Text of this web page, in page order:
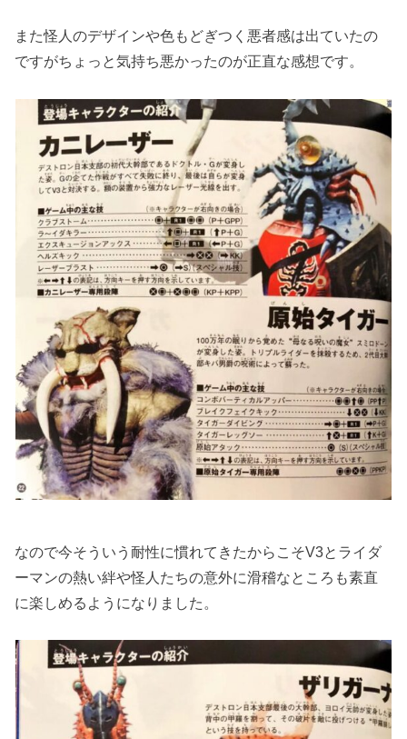
また怪人のデザインや色もどぎつく悪者感は出ていたの
ですがちょっと気持ち悪かったのが正直な感想です。
なので今そういう耐性に慣れてきたからこそV3とライダ
ーマンの熱い絆や怪人たちの意外に滑稽なところも素直
に楽しめるようになりました。